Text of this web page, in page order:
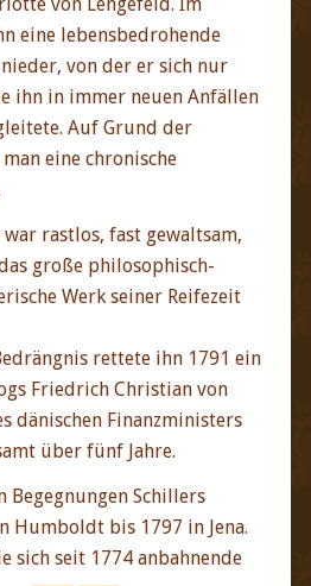
von Lengefeld. Im
eine lebensbedrohende
von der er sich nur
ihn in immer neuen Anfällen
Auf Grund der
eine chronische
rastlos, fast gewaltsam,
große philosophisch-
Werk seiner Reifezeit
rettete ihn 1791 ein
Friedrich Christian von
dänischen Finanzministers
über fünf Jahre.
Begegnungen Schillers
Humboldt bis 1797 in Jena.
sich seit 1774 anbahnende